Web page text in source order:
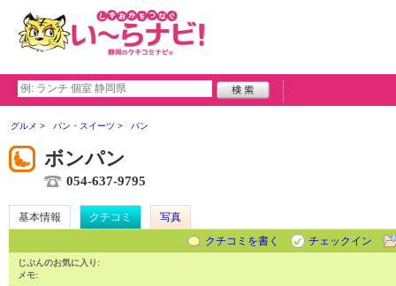
グルメ パン・スイーツ パン
ボンパン
054-637-9795
基本情報 クチコミ
写真
クチコミを書く
チェックイン
じぶんのお気に入り:
メモ: